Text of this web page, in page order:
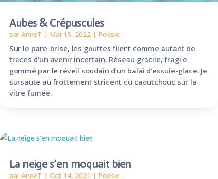
Aubes & Crépuscules
parAnneT | Mai 15, 2022 | Poésie
Sur le pare-brise, les gouttes filent comme autant de
traces d’un avenir incertain. Réseau gracile, fragile
gommé par le réveil soudain d’un balai d’essuie-glace. Je
sursaute au frottement strident du caoutchouc sur la
vitre fumée.
La neige s’en moquait bien
parAnneT | Oct 14, 2021 | Poésie